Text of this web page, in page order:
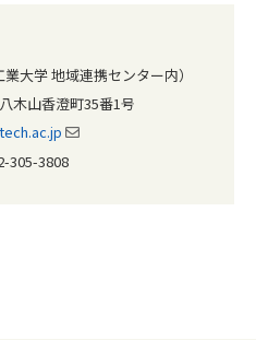
大学 地域連携センター内）
木山香澄町35番1号
305-3808